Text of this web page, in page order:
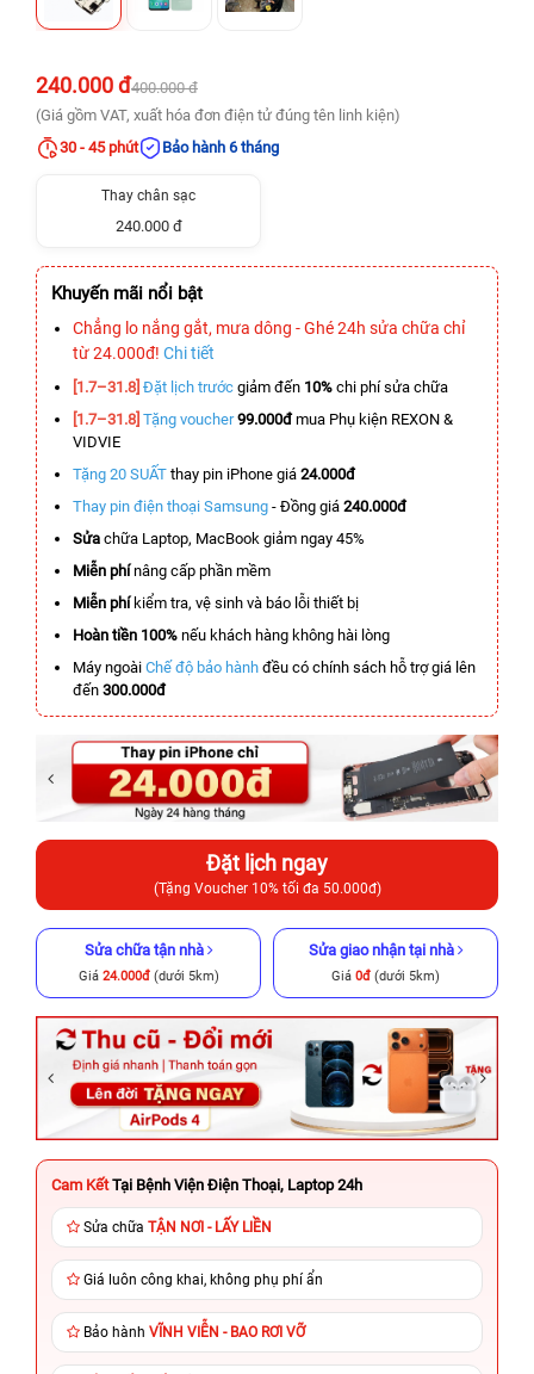
240.000 đ400.000 đ
(Giá gồm VAT, xuất hóa đơn điện tử đúng tên linh kiện)
30 - 45 phút
Bảo hành 6 tháng
Thay chân sạc
240.000 đ
Khuyến mãi nổi bật
Chẳng lo nắng gắt, mưa dông - Ghé 24h sửa chữa chỉ
từ 24.000đ! Chi tiết
[1.7–31.8] Đặt lịch trước giảm đến 10% chi phí sửa chữa
[1.7–31.8] Tặng voucher 99.000đmua Phụ kiện REXON &
VIDVIE
Tặng 20 SUẤT thay pin iPhone giá 24.000đ
Thay pin điện thoại Samsung - Đồng giá 240.000đ
Sửa chữa Laptop, MacBook giảm ngay 45%
Miễn phínâng cấp phần mềm
Miễn phíkiểm tra, vệ sinh và báo lỗi thiết bị
Hoàn tiền 100% nếu khách hàng không hài lòng
Máy ngoài Chế độ bảo hành đều có chính sách hỗ trợ giá lên
đến 300.000đ
Đặt lịch ngay
(Tặng Voucher 10% tối đa 50.000đ)
Sửa chữa tận nhà
Giá 24.000đ(dưới 5km)
Sửa giao nhận tại nhà
Giá 0đ (dưới 5km)
Cam Kết Tại Bệnh Viện Điện Thoại, Laptop 24h
Sửa chữa TẬN NƠI - LẤY LIỀN
Giá luôn công khai, không phụ phí ẩn
Bảo hành VĨNH VIỄN - BAO RƠI VỠ